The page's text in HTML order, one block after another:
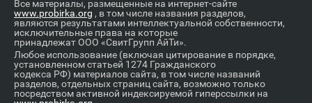
Все материалы, размещенные на интернет-сайте
www.probirka.org , в том числе названия разделов,
являются результатами интеллектуальной собственности,
исключительные права на которые
принадлежат ООО «СвитГрупп АйТи».
Любое использование (включая цитирование в порядке,
установленном статьей 1274 Гражданского
кодекса РФ) материалов сайта, в том числе названий
разделов, отдельных страниц сайта, возможно только
посредством активной индексируемой гиперссылки на